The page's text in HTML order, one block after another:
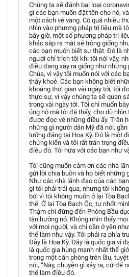
Chúng ta sẽ đánh bại loại
gì các bạn muốn đặt tên cho nó,
một cách vẻ vang. Có quá nhiều
nhìn vào phương pháp trị liệu mà
bây giờ, một số phương pháp trị
khác sắp ra mắt sẽ trông giống
các bạn muốn biết sự thật. Đó là
người chỉ trích tôi khi tôi nói vậy,
điều đang xảy ra giống như
Chúa, vì vậy tôi muốn nói với các
thấy khoẻ. Các bạn không biết
khoảng thời gian vài ngày tới, tôi
thực sự, vì vậy chúng ta sẽ quan
trong vài ngày tới. Tôi chỉ muốn
ủng hộ mà tôi đã thấy, cho dù
được đọc về những điều ấy. Trên
những gì người dân Mỹ đã nói,
lưỡng đảng tại Hoa Kỳ. Đó là một
chứng kiến và tôi rất trân trọng
điều đó. Tôi hứa với các bạn như
Tôi cũng muốn cảm ơn các nhà
gửi lời chia buồn và họ biết những
Như các nhà lãnh đạo của các
gì tôi phải trải qua, nhưng tôi
bởi vì tôi không muốn ở lại Tòa
thế. Ở lại Tòa Bạch Ốc, tự nhốt
Thậm chí đừng đến Phòng Bầu
tận hưởng nó. Không nhìn thấy
với mọi người, và chỉ cần ở yên
thể làm như vậy. Tôi phải ra phía
Đây là Hoa Kỳ. Đây là quốc gia vĩ
là quốc gia hùng mạnh nhất thế
trong một căn phòng trên lầu,
nói, “Này, chuyện gì xảy ra, cứ để
thể làm điều đó.